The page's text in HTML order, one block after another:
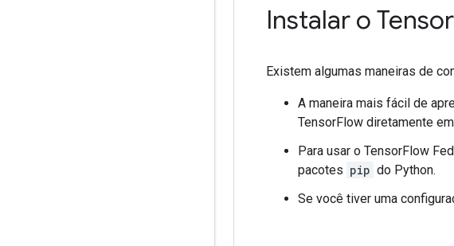
Instalar o Tensor
Existem algumas maneiras de
A maneira mais fácil de
TensorFlow diretamente
Para usar o TensorFlow
pacotes pip do Python.
Se você tiver uma